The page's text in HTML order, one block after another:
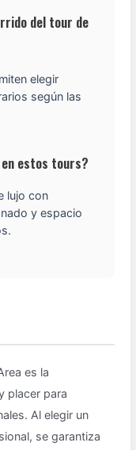
del tour de
elegir
según las
en estos tours?
lujo con
y espacio
es la
placer para
Al elegir un
se garantiza